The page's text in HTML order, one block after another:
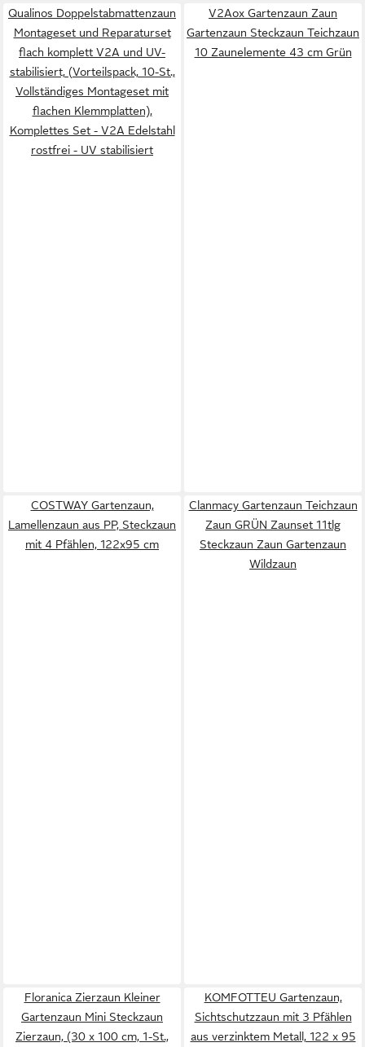
Qualinos Doppelstabmattenzaun
Montageset und Reparaturset
flach komplett V2A und UV-
stabilisiert, (Vorteilspack, 10-St.,
Vollständiges Montageset mit
flachen Klemmplatten),
Komplettes Set - V2A Edelstahl
rostfrei - UV stabilisiert
V2Aox Gartenzaun Zaun
Gartenzaun Steckzaun Teichzaun
10 Zaunelemente 43 cm Grün
COSTWAY Gartenzaun,
Lamellenzaun aus PP, Steckzaun
mit 4 Pfählen, 122x95 cm
Clanmacy Gartenzaun Teichzaun
Zaun GRÜN Zaunset 11tlg
Steckzaun Zaun Gartenzaun
Wildzaun
Floranica Zierzaun Kleiner
Gartenzaun Mini Steckzaun
Zierzaun, (30 x 100 cm, 1-St.,
KOMFOTTEU Gartenzaun,
Sichtschutzzaun mit 3 Pfählen
aus verzinktem Metall, 122 x 95